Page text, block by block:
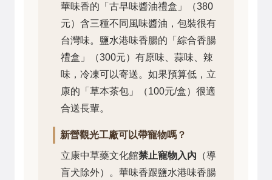
華味香的「古早味醬油禮盒」（380
元）含三種不同風味醬油，包裝很有
台灣味。鹽水港味香腸的「綜合香腸
禮盒」（300元）有原味、蒜味、辣
味，冷凍可以寄送。如果預算低，立
康的「草本茶包」（100元/盒）很適
合送長輩。
新營觀光工廠可以帶寵物嗎？
立康中草藥文化館禁止寵物入內 （導
盲犬除外）。華味香跟鹽水港味香腸